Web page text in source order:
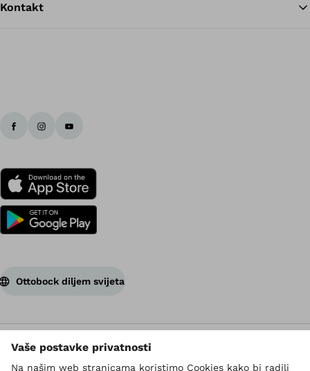
Kontakt
Ottobock diljem svijeta
Autorsko pravo ima Ottobock
Postavke zaštite podataka